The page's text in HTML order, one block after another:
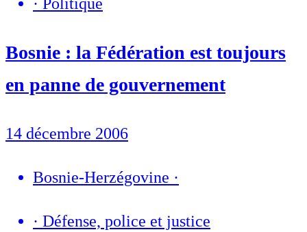
· Politique
Bosnie : la Fédération est toujours
en panne de gouvernement
14 décembre 2006
Bosnie-Herzégovine ·
· Défense, police et justice